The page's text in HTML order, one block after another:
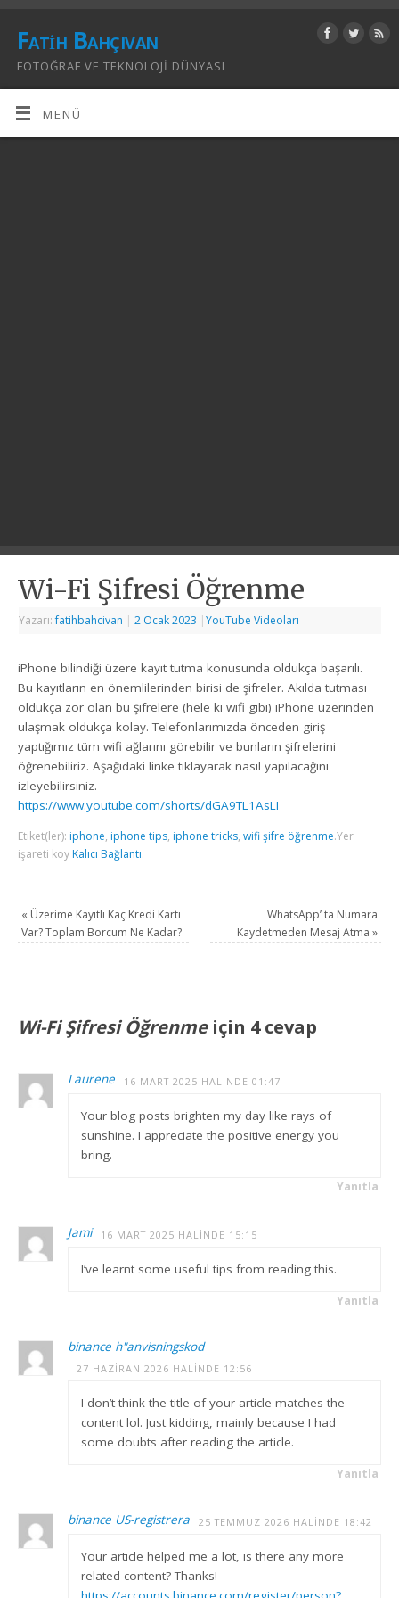
Fatih Bahçıvan
FOTOĞRAF VE TEKNOLOJI DÜNYASI
MENÜ
Wi-Fi Şifresi Öğrenme
Yazarı:fatihbahcivan | 2 Ocak 2023 |YouTube Videoları
iPhone bilindiği üzere kayıt tutma konusunda oldukça başarılı.
Bu kayıtların en önemlilerinden birisi de şifreler. Akılda tutması
oldukça zor olan bu şifrelere (hele ki wifi gibi) iPhone üzerinden
ulaşmak oldukça kolay. Telefonlarımızda önceden giriş
yaptığımız tüm wifi ağlarını görebilir ve bunların şifrelerini
öğrenebiliriz. Aşağıdaki linke tıklayarak nasıl yapılacağını
izleyebilirsiniz.
https://www.youtube.com/shorts/dGA9TL1AsLI
Etiket(ler): iphone, iphone tips, iphone tricks,wifi şifre öğrenme.Yer
işareti koy Kalıcı Bağlantı.
« Üzerime Kayıtlı Kaç Kredi Kartı
Var? Toplam Borcum Ne Kadar?
WhatsApp’ ta Numara
Kaydetmeden Mesaj Atma »
Wi-Fi Şifresi Öğrenmeiçin 4 cevap
Laurene 16 MART 2025 HALINDE 01:47
Your blog posts brighten my day like rays of
sunshine. I appreciate the positive energy you
bring.
Yanıtla
Jami 16 MART 2025 HALINDE 15:15
I’ve learnt some useful tips from reading this.
Yanıtla
binance h"anvisningskod
27 HAZIRAN 2026 HALINDE 12:56
I don’t think the title of your article matches the
content lol. Just kidding, mainly because I had
some doubts after reading the article.
Yanıtla
binance US-registrera 25 TEMMUZ 2026 HALINDE 18:42
Your article helped me a lot, is there any more
related content? Thanks!